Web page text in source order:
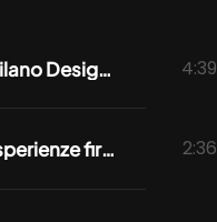
Adverteam raddoppia e firma sei progetti alla Milano Design Week 2026 4:39
BEA Italia e BEA World 2025: 7 medaglie per le esperienze firmate Adverteam 2:36